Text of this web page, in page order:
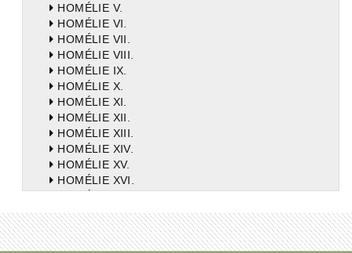
HOMÉLIE V.
HOMÉLIE VI.
HOMÉLIE VII.
HOMÉLIE VIII.
HOMÉLIE IX.
HOMÉLIE X.
HOMÉLIE XI.
HOMÉLIE XII.
HOMÉLIE XIII.
HOMÉLIE XIV.
HOMÉLIE XV.
HOMÉLIE XVI.
HOMÉLIE XVIII.
HOMÉLIE XIX.
HOMÉLIE XX.